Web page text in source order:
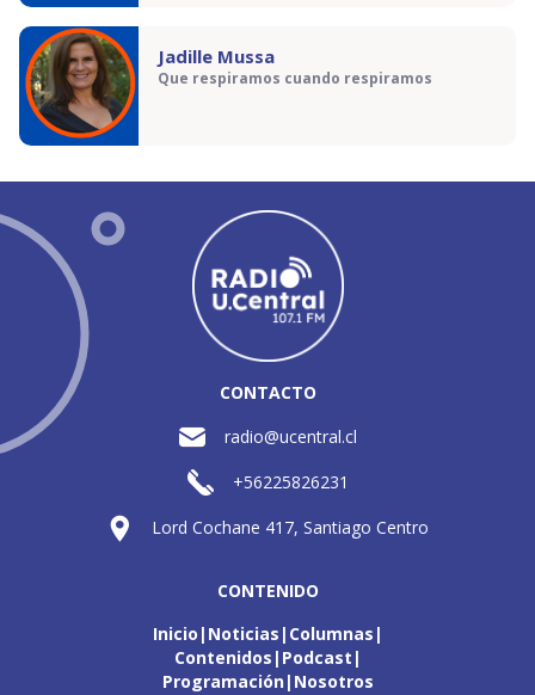
Jadille Mussa
Que respiramos cuando respiramos
CONTACTO
radio@ucentral.cl
+56225826231
Lord Cochane 417, Santiago Centro
CONTENIDO
Inicio Noticias Columnas
Contenidos Podcast
Programación Nosotros